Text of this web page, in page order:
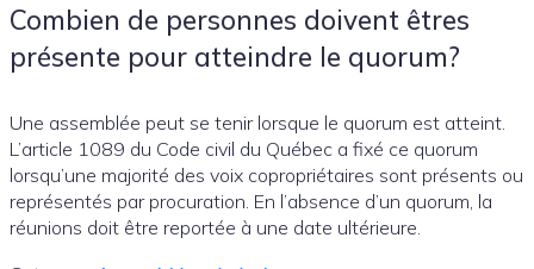
Combien de personnes doivent êtres
présente pour atteindre le quorum?
Une assemblée peut se tenir lorsque le quorum est atteint.
L’article 1089 du Code civil du Québec a fixé ce quorum
lorsqu’une majorité des voix copropriétaires sont présents ou
représentés par procuration. En l’absence d’un quorum, la
réunions doit être reportée à une date ultérieure.